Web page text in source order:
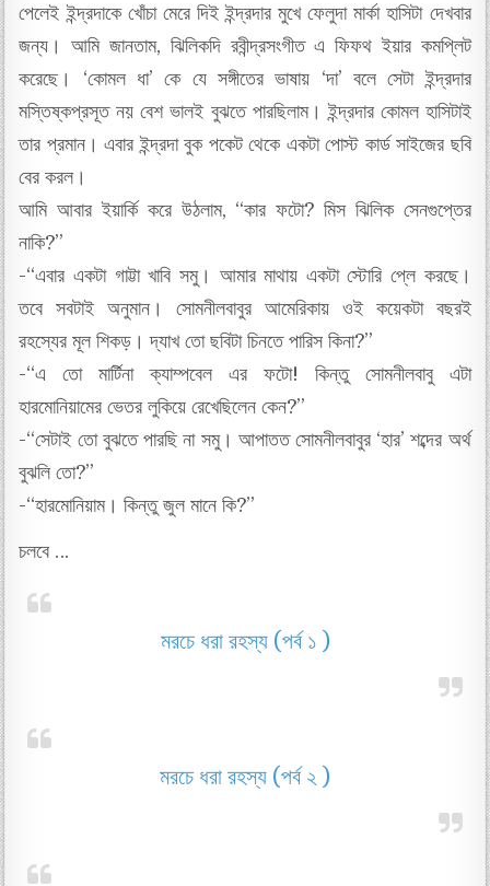
পেলেই ইন্দ্রদাকে খোঁচা মেরে দিই ইন্দ্রদার মুখে ফেলুদা মার্কা হাসিটা দেখবার
জন্য। আমি জানতাম, ঝিলিকদি রবীন্দ্রসংগীত এ ফিফথ ইয়ার কমপ্লিট
করেছে। ‘কোমল ধা’ কে যে সঙ্গীতের ভাষায় ‘দা’ বলে সেটা ইন্দ্রদার
মস্তিষ্কপ্রসূত নয় বেশ ভালই বুঝতে পারছিলাম। ইন্দ্রদার কোমল হাসিটাই
তার প্রমান। এবার ইন্দ্রদা বুক পকেট থেকে একটা পোস্ট কার্ড সাইজের ছবি
বের করল।
আমি আবার ইয়ার্কি করে উঠলাম, “কার ফটো? মিস ঝিলিক সেনগুপ্তের
নাকি?”
-“এবার একটা গাট্টা খাবি সমু। আমার মাথায় একটা স্টোরি প্লে করছে।
তবে সবটাই অনুমান। সোমনীলবাবুর আমেরিকায় ওই কয়েকটা বছরই
রহস্যের মূল শিকড়। দ্যাখ তো ছবিটা চিনতে পারিস কিনা?”
-“এ তো মার্টিনা ক্যাম্পবেল এর ফটো! কিন্তু সোমনীলবাবু এটা
হারমোনিয়ামের ভেতর লুকিয়ে রেখেছিলেন কেন?”
-“সেটাই তো বুঝতে পারছি না সমু। আপাতত সোমনীলবাবুর ‘হার’ শব্দের অর্থ
বুঝলি তো?”
-“হারমোনিয়াম। কিন্তু জুল মানে কি?”
চলবে …
মরচে ধরা রহস্য (পর্ব ১ )
মরচে ধরা রহস্য (পর্ব ২ )